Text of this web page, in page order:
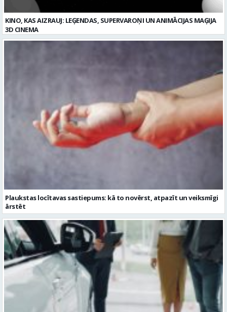
KINO, KAS AIZRAUJ: LEĢENDAS, SUPERVAROŅI UN ANIMĀCIJAS MAĢIJA
3D CINEMA
Plaukstas locītavas sastiepums: kā to novērst, atpazīt un veiksmīgi
ārstēt